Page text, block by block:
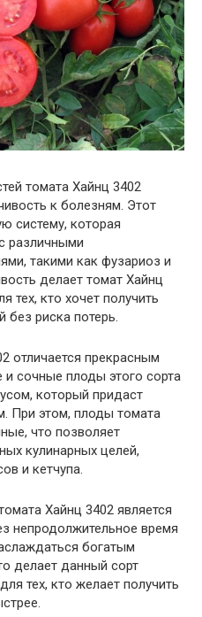
томата Хайнц 3402
к болезням. Этот
систему, которая
различными
такими как фузариоз и
делает томат Хайнц
кто хочет получить
без риска потерь.
отличается прекрасным
сочные плоды этого сорта
который придаст
этом, плоды томата
что позволяет
кулинарных целей,
и кетчупа.
Хайнц 3402 является
непродолжительное время
богатым
делает данный сорт
тех, кто желает получить